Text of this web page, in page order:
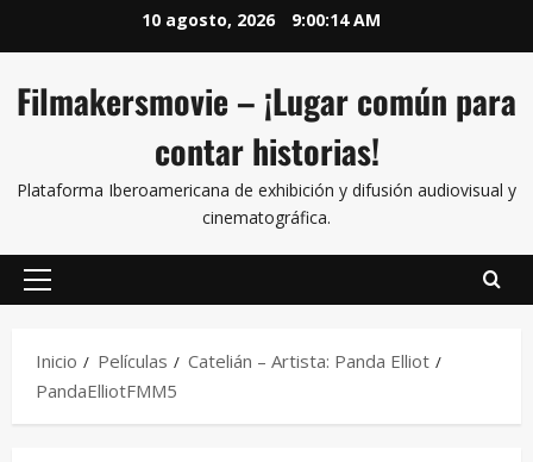
10 agosto, 2026 9:00:14 AM
Filmakersmovie – ¡Lugar común para
contar historias!
Plataforma Iberoamericana de exhibición y difusión audiovisual y
cinematográfica.
Inicio Películas
Catelián – Artista: Panda Elliot
PandaElliotFMM5